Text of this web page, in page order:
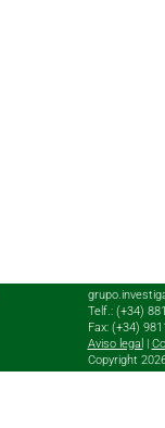
Telf.: (+34)
Fax: (+34)
Aviso legal
Copyright